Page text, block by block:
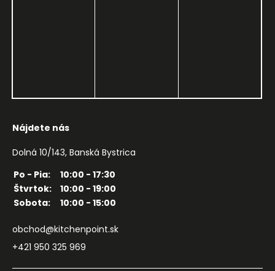
Nájdete nás
Dolná 10/143, Banská Bystrica
Po - Pia:
10:00 - 17:30
Štvrtok:
10:00 - 19:00
Sobota:
10:00 - 15:00
obchod@kitchenpoint.sk
+421 950 325 969